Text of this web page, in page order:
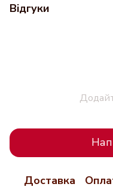
Відгуки
Доставка